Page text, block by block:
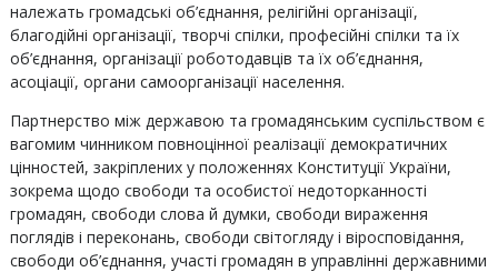
належать громадські об’єднання, релігійні організації,
благодійні організації, творчі спілки, професійні спілки та їх
об’єднання, організації роботодавців та їх об’єднання,
асоціації, органи самоорганізації населення.
Партнерство між державою та громадянським суспільством є
вагомим чинником повноцінної реалізації демократичних
цінностей, закріплених у положеннях Конституції України,
зокрема щодо свободи та особистої недоторканності
громадян, свободи слова й думки, свободи вираження
поглядів і переконань, свободи світогляду і віросповідання,
свободи об’єднання, участі громадян в управлінні державними